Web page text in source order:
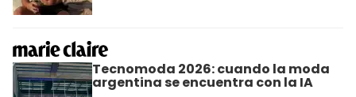
Tecnomoda 2026: cuando la moda
argentina se encuentra con la IA